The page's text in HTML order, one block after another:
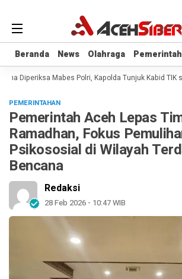
Beranda News Olahraga
Beranda News Olahraga
Diperiksa Mabes Polri, Kapolda Tunjuk Kabid TIK
PEMERINTAHAN
Pemerintah Aceh Lepas
Ramadhan, Fokus
Psikososial di Wilayah
Bencana
Redaksi
28 Feb 2026 - 10:47 WIB